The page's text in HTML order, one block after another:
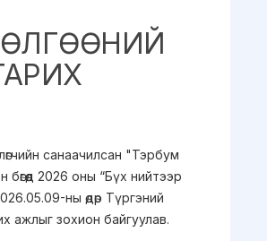
санаачилсан "Тэрбум
2026 оны “Бүх нийтээр
ны өдөр Түргэний
ажлыг зохион байгуулав.